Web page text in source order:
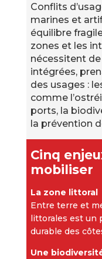
Conflits
marines et
équilibre
zones et les
nécessitent
intégrées,
des usages :
comme
ports, la
la prévention
Cinq
mobiliser
La zone littoral
Entre terre et
littorales est un
durable des
Une